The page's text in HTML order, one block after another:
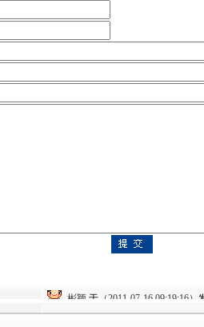
彬颖 于 （2011-07-16 09:19:16）